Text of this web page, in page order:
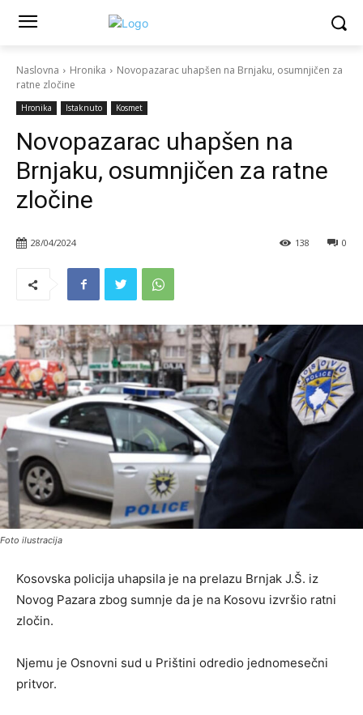
Naslovna Hronika
Novopazarac uhapšen na Brnjaku, osumnjičen za
ratne zločine
Hronika Istaknuto Kosmet
Novopazarac uhapšen na
Brnjaku, osumnjičen za ratne
zločine
28/04/2024 0
138
Foto ilustracija
Kosovska policija uhapsila je na prelazu Brnjak J.Š. iz
Novog Pazara zbog sumnje da je na Kosovu izvršio ratni
zločin.
Njemu je Osnovni sud u Prištini odredio jednomesečni
pritvor.